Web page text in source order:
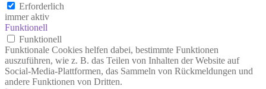
Erforderlich
immer aktiv
Funktionell
Funktionell
Funktionale Cookies helfen dabei, bestimmte Funktionen
auszuführen, wie z. B. das Teilen von Inhalten der Website auf
Social-Media-Plattformen, das Sammeln von Rückmeldungen und
andere Funktionen von Dritten.